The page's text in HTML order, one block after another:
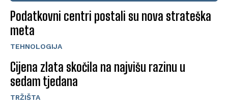
Podatkovni centri postali su nova strateška
meta
TEHNOLOGIJA
Cijena zlata skočila na najvišu razinu u
sedam tjedana
TRŽIŠTA